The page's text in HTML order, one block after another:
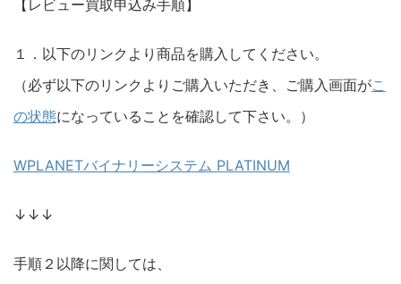
【レビュー買取申込み手順】
１．以下のリンクより商品を購入してください。
（必ず以下のリンクよりご購入いただき、ご購入画面がこ
の状態になっていることを確認して下さい。）
WPLANETバイナリーシステム PLATINUM
↓↓↓
手順２以降に関しては、